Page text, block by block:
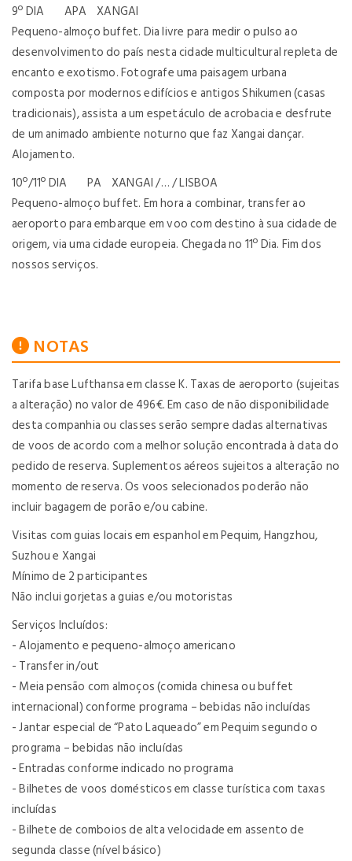
9º DIA APA XANGAI
Pequeno-almoço buffet. Dia livre para medir o pulso ao
desenvolvimento do país nesta cidade multicultural repleta de
encanto e exotismo. Fotografe uma paisagem urbana
composta por modernos edifícios e antigos Shikumen (casas
tradicionais), assista a um espetáculo de acrobacia e desfrute
de um animado ambiente noturno que faz Xangai dançar.
Alojamento.
10º/11º DIA PA XANGAI /… / LISBOA
Pequeno-almoço buffet. Em hora a combinar, transfer ao
aeroporto para embarque em voo com destino à sua cidade de
origem, via uma cidade europeia. Chegada no 11º Dia. Fim dos
nossos serviços.
NOTAS
Tarifa base Lufthansa em classe K. Taxas de aeroporto (sujeitas
a alteração) no valor de 496€. Em caso de não disponibilidade
desta companhia ou classes serão sempre dadas alternativas
de voos de acordo com a melhor solução encontrada à data do
pedido de reserva. Suplementos aéreos sujeitos a alteração no
momento de reserva. Os voos selecionados poderão não
incluir bagagem de porão e/ou cabine.
Visitas com guias locais em espanhol em Pequim, Hangzhou,
Suzhou e Xangai
Mínimo de 2 participantes
Não inclui gorjetas a guias e/ou motoristas
Serviços Incluídos:
- Alojamento e pequeno-almoço americano
- Transfer in/out
- Meia pensão com almoços (comida chinesa ou buffet
internacional) conforme programa – bebidas não incluídas
- Jantar especial de “Pato Laqueado” em Pequim segundo o
programa – bebidas não incluídas
- Entradas conforme indicado no programa
- Bilhetes de voos domésticos em classe turística com taxas
incluídas
- Bilhete de comboios de alta velocidade em assento de
segunda classe (nível básico)